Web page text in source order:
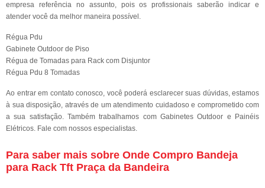
empresa referência no assunto, pois os profissionais saberão indicar e
atender você da melhor maneira possível.
Régua Pdu
Gabinete Outdoor de Piso
Régua de Tomadas para Rack com Disjuntor
Régua Pdu 8 Tomadas
Ao entrar em contato conosco, você poderá esclarecer suas dúvidas, estamos
à sua disposição, através de um atendimento cuidadoso e comprometido com
a sua satisfação. Também trabalhamos com Gabinetes Outdoor e Painéis
Elétricos. Fale com nossos especialistas.
Para saber mais sobre Onde Compro Bandeja
para Rack Tft Praça da Bandeira